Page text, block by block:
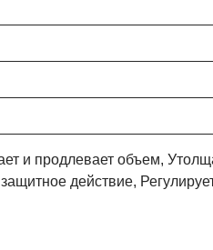
защитное действие,